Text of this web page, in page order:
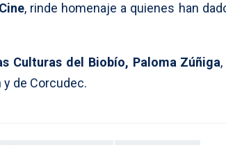
, rinde homenaje a quienes han
Culturas del Biobío, Paloma Zúñiga
de Corcudec.